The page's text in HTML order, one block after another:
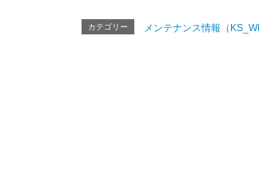
カテゴリー メンテナンス情報（